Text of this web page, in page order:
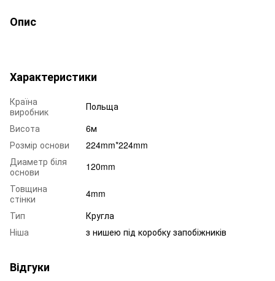
Опис
Характеристики
Країна
виробник
Польща
Висота
6м
Розмір основи
224mm*224mm
Диаметр біля
основи
120mm
Товщина
стінки
4mm
Тип
Кругла
Ніша
з нишею під коробку запобіжників
Відгуки